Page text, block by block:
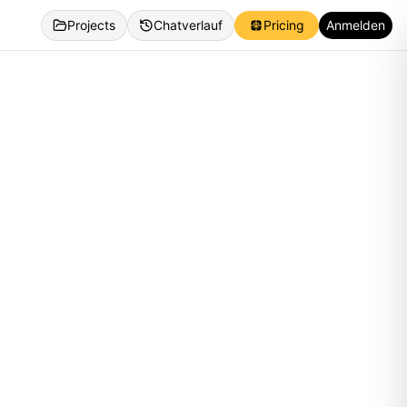
Projects Chatverlauf Pricing Anmelden